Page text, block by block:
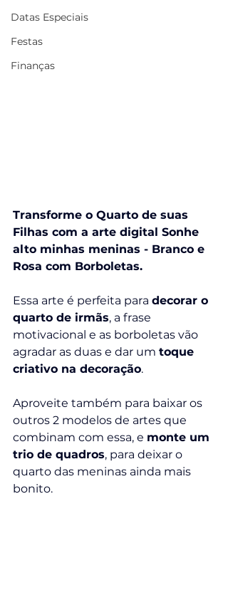
Datas Especiais
Festas
Finanças
Transforme o Quarto de suas
Filhas com a arte digital Sonhe
alto minhas meninas - Branco e
Rosa com Borboletas.
Essa arte é perfeita para decorar o
quarto de irmãs, a frase
motivacional e as borboletas vão
agradar as duas e dar um toque
criativo na decoração.
Aproveite também para baixar os
outros 2 modelos de artes que
combinam com essa, e monte um
trio de quadros, para deixar o
quarto das meninas ainda mais
bonito.